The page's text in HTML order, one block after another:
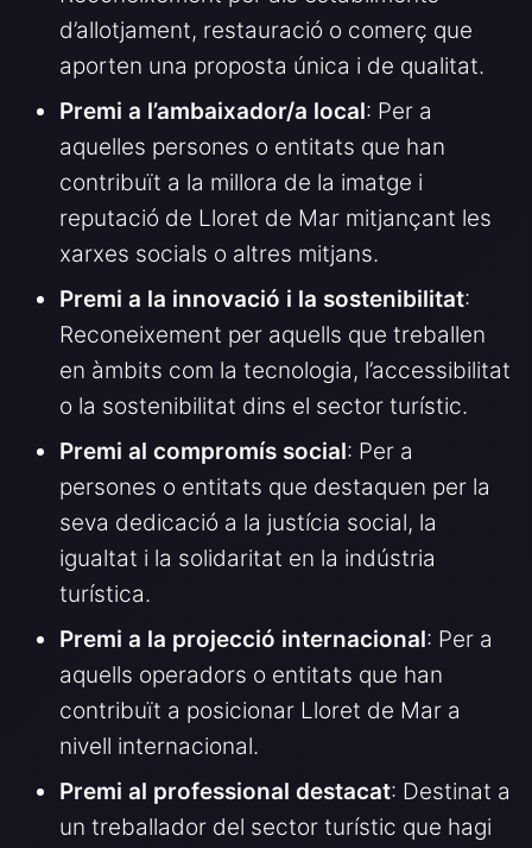
d’allotjament, restauració o comerç que
aporten una proposta única i de qualitat.
Premi a l’ambaixador/a local: Per a
aquelles persones o entitats que han
contribuït a la millora de la imatge i
reputació de Lloret de Mar mitjançant les
xarxes socials o altres mitjans.
Premi a la innovació i la sostenibilitat:
Reconeixement per aquells que treballen
en àmbits com la tecnologia, l’accessibilitat
o la sostenibilitat dins el sector turístic.
Premi al compromís social: Per a
persones o entitats que destaquen per la
seva dedicació a la justícia social, la
igualtat i la solidaritat en la indústria
turística.
Premi a la projecció internacional: Per a
aquells operadors o entitats que han
contribuït a posicionar Lloret de Mar a
nivell internacional.
Premi al professional destacat: Destinat a
un treballador del sector turístic que hagi